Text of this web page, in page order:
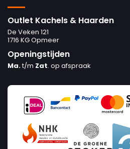
Outlet Kachels & Haarden
De Veken 121
1716 KG Opmeer
Openingstijden
Ma.t/m Zat. op afspraak